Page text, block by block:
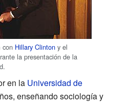
con Hillary Clinton y el
la presentación de la
en la Universidad de
enseñando sociología y